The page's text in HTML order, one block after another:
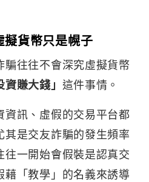
擬貨幣只是幌子
騙往往不會深究虛擬貨幣
資賺大錢」 這件事情。
資訊、虛假的交易平台都
其是交友詐騙的發生頻率
一開始會假裝是認真交
藉「教學」的名義來誘導